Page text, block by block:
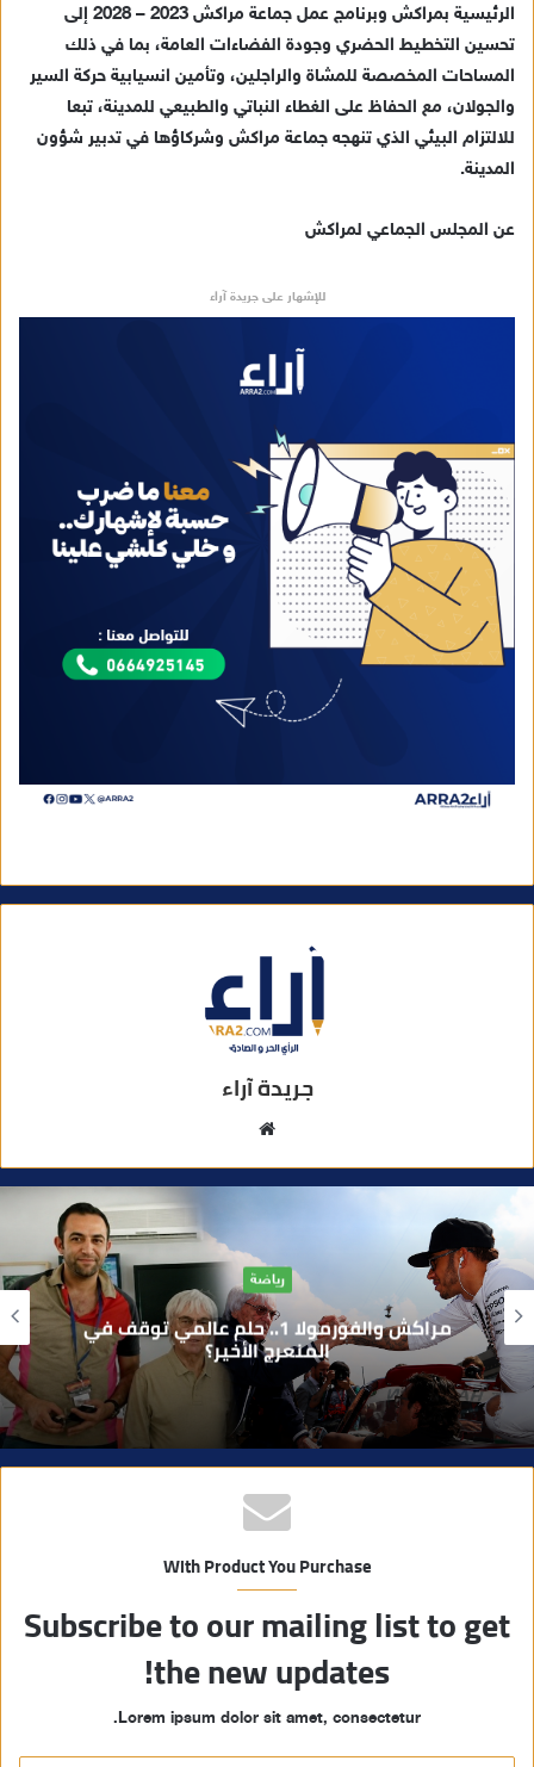
الرئيسية بمراكش وبرنامج عمل جماعة مراكش 2023 – 2028 إلى
تحسين التخطيط الحضري وجودة الفضاءات العامة، بما في ذلك
المساحات المخصصة للمشاة والراجلين، وتأمين انسيابية حركة السير
والجولان، مع الحفاظ على الغطاء النباتي والطبيعي للمدينة، تبعا
للالتزام البيئي الذي تنهجه جماعة مراكش وشركاؤها في تدبير شؤون
المدينة.
عن المجلس الجماعي لمراكش
للإشهار على جريدة آراء
جريدة آراء
ق
ل
و
ي
ب
آراء
بوفوطا يكتب : بين صمت الحكومة وسباق
الانتخابات… هل أصبحت إدارة الأزمات خارج
أولويات الفاعلين السياسيين؟
With Product You Purchase
Subscribe to our mailing list to get
the new updates!
Lorem ipsum dolor sit amet, consectetur.